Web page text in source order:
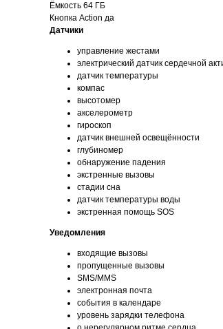
Ёмкость 64 ГБ
Кнопка Action да
Датчики
управление жестами
электрический датчик сердечной
датчик температуры
компас
высотомер
акселерометр
гироскоп
датчик внешней освещённости
глубиномер
обнаружение падения
экстренные вызовы
стадии сна
датчик температуры воды
экстренная помощь SOS
Уведомления
входящие вызовы
пропущенные вызовы
SMS/MMS
электронная почта
события в календаре
уровень зарядки телефона